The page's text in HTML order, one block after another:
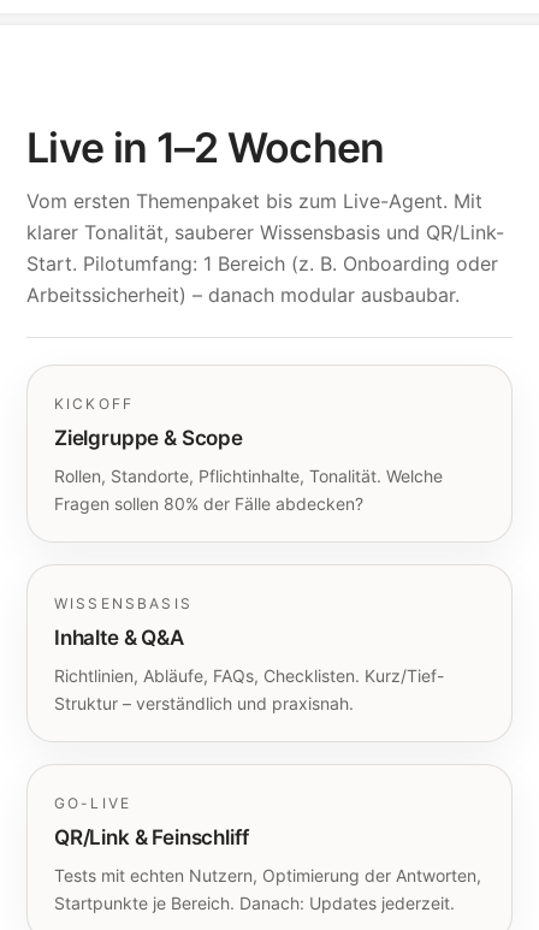
Live in 1–2 Wochen
Vom ersten Themenpaket bis zum Live-Agent. Mit
klarer Tonalität, sauberer Wissensbasis und QR/Link-
Start. Pilotumfang: 1 Bereich (z. B. Onboarding oder
Arbeitssicherheit) – danach modular ausbaubar.
KICKOFF
Zielgruppe & Scope
Rollen, Standorte, Pflichtinhalte, Tonalität. Welche
Fragen sollen 80% der Fälle abdecken?
WISSENSBASIS
Inhalte & Q&A
Richtlinien, Abläufe, FAQs, Checklisten. Kurz/Tief-
Struktur – verständlich und praxisnah.
GO-LIVE
QR/Link & Feinschliff
Tests mit echten Nutzern, Optimierung der Antworten,
Startpunkte je Bereich. Danach: Updates jederzeit.